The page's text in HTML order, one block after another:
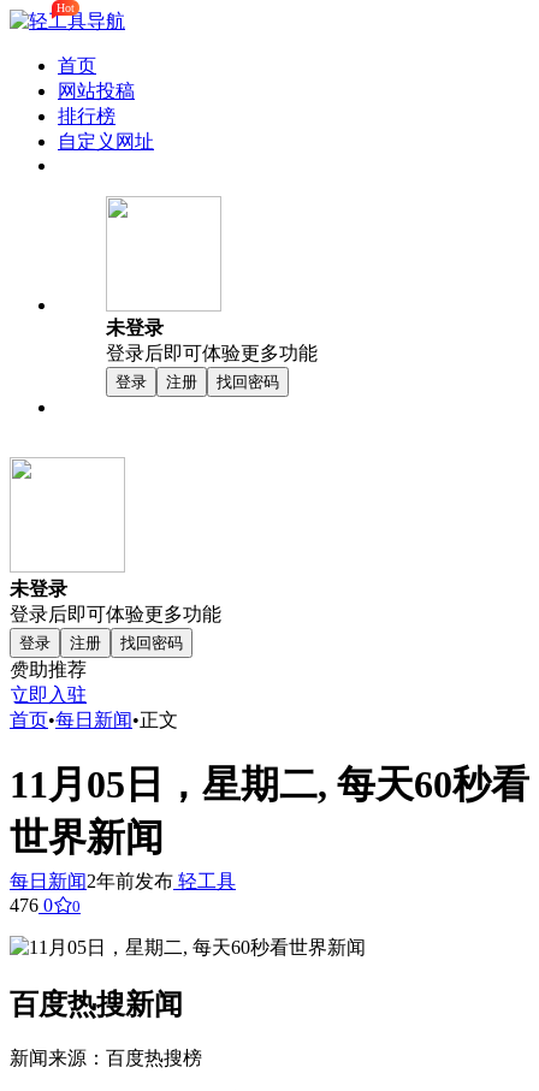
首页
网站投稿
排行榜
Hot
自定义网址
未登录
登录后即可体验更多功能
登录 注册 找回密码
未登录
登录后即可体验更多功能
登录 注册 找回密码
赞助推荐
立即入驻
首页•每日新闻•正文
11月05日，星期二, 每天60秒看
世界新闻
每日新闻2年前发布 轻工具
476 0 0
百度热搜新闻
新闻来源：百度热搜榜